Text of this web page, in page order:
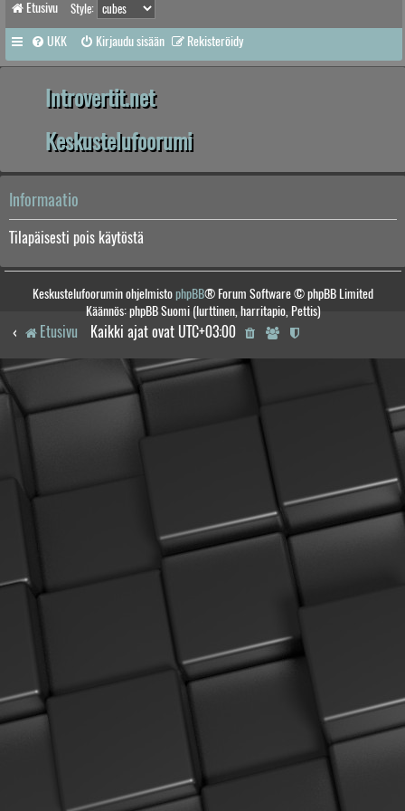
Etusivu Style:
UKK Kirjaudu sisään Rekisteröidy
Introvertit.net
Keskustelufoorumi
Informaatio
Tilapäisesti pois käytöstä
Keskustelufoorumin ohjelmistophpBB® Forum Software © phpBB Limited
Käännös: phpBB Suomi (lurttinen, harritapio, Pettis)
Etusivu Kaikki ajat ovat UTC+03:00